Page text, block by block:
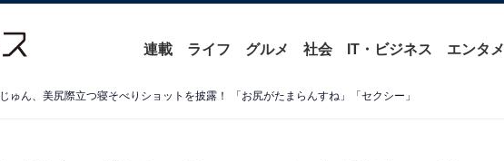
連載 ライフ グルメ 社会 IT・ビジネス エンタメ
ゅん、美尻際立つ寝そべりショットを披露！ 「お尻がたまらんすね」「セクシー」